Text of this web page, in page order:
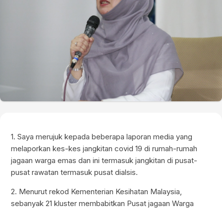
1. Saya merujuk kepada beberapa laporan media yang
melaporkan kes-kes jangkitan covid 19 di rumah-rumah
jagaan warga emas dan ini termasuk jangkitan di pusat-
pusat rawatan termasuk pusat dialsis.
2. Menurut rekod Kementerian Kesihatan Malaysia,
sebanyak 21 kluster membabitkan Pusat jagaan Warga